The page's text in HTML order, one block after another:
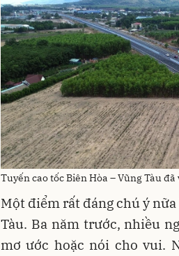
Tuyến cao tốc Biên Hòa – Vũng Tàu
Một điểm rất đáng chú ý
Tàu. Ba năm trước, nhiều
mơ ước hoặc nói cho vui.